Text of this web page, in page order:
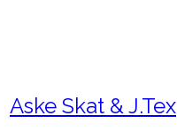
Aske Skat & J.Tex